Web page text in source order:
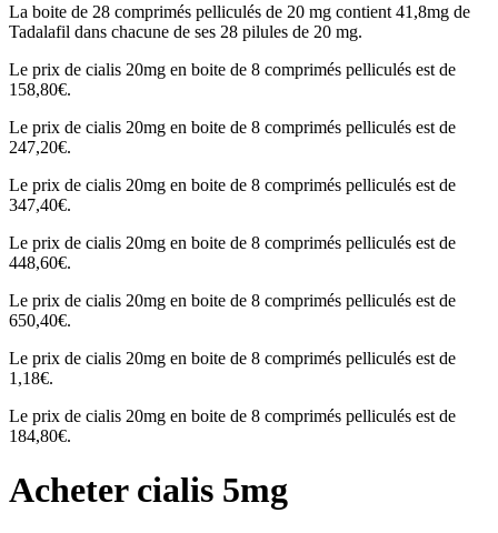
La boite de 28 comprimés pelliculés de 20 mg contient 41,8mg de
Tadalafil dans chacune de ses 28 pilules de 20 mg.
Le prix de cialis 20mg en boite de 8 comprimés pelliculés est de
158,80€.
Le prix de cialis 20mg en boite de 8 comprimés pelliculés est de
247,20€.
Le prix de cialis 20mg en boite de 8 comprimés pelliculés est de
347,40€.
Le prix de cialis 20mg en boite de 8 comprimés pelliculés est de
448,60€.
Le prix de cialis 20mg en boite de 8 comprimés pelliculés est de
650,40€.
Le prix de cialis 20mg en boite de 8 comprimés pelliculés est de
1,18€.
Le prix de cialis 20mg en boite de 8 comprimés pelliculés est de
184,80€.
Acheter cialis 5mg